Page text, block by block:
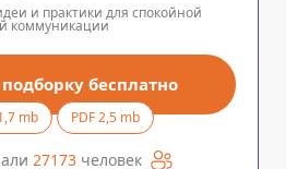
и практики для спокойной
коммуникации
бесплатно
mb PDF 2,5 mb
27173 человек